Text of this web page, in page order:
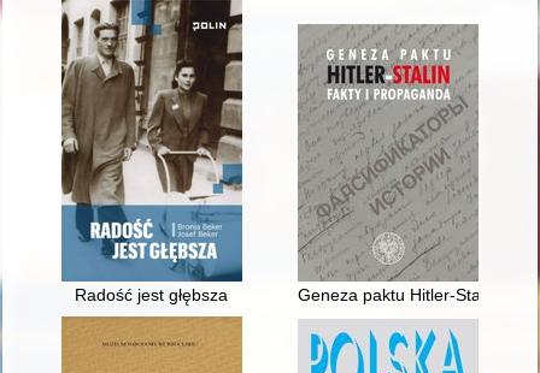
Radość jest głębsza Geneza paktu Hitler-Stalin :